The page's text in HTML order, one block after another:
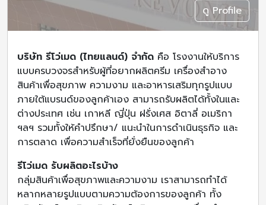
ดู Profile
บริษัท รีโว่เมด (ไทยแลนด์) จำกัด คือ โรงงานให้บริการ
แบบครบวงจรสำหรับผู้ที่อยากผลิตครีม เครื่องสำอาง
สินค้าเพื่อสุขภาพ ความงาม และอาหารเสริมทุกรูปแบบ
ภายใต้แบรนด์ของลูกค้าเอง สามารถรับผลิตได้ทั้งในและ
ต่างประเทศ เช่น เกาหลี ญี่ปุ่น ฝรั่งเศส อิตาลี่ อเมริกา
ฯลฯ รวมทั้งให้คำปรึกษา/ แนะนำในการดำเนินธุรกิจ และ
การตลาด เพื่อความสำเร็จที่ยั่งยืนของลูกค้า
รีโว่เมด รับผลิตอะไรบ้าง
กลุ่มสินค้าเพื่อสุขภาพและความงาม เราสามารถทำได้
หลากหลายรูปแบบตามความต้องการของลูกค้า ทั้ง